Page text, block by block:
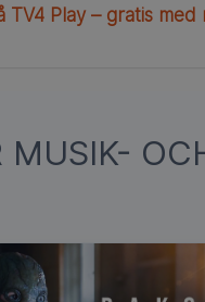
TV4 Play – gratis med
MUSIK-